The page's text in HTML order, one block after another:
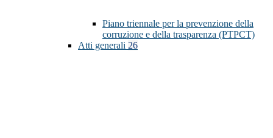
Piano triennale per la prevenzione della
corruzione e della trasparenza (PTPCT)
Atti generali 26